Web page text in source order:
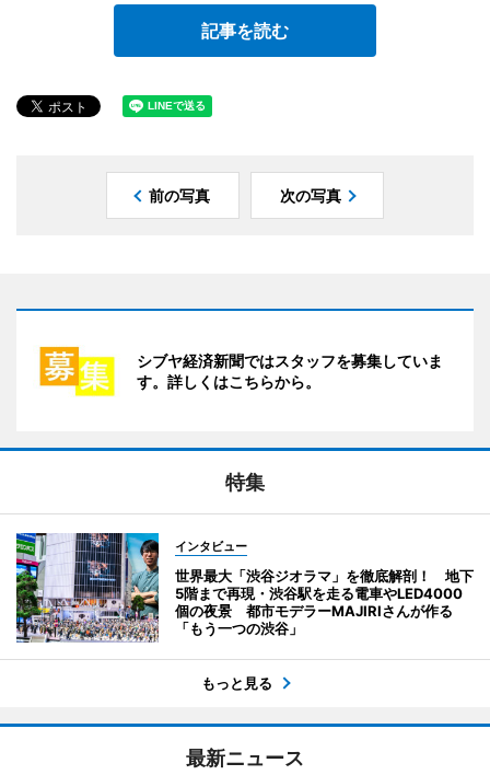
記事を読む
前の写真 次の写真
シブヤ経済新聞ではスタッフを募集していま
す。詳しくはこちらから。
特集
インタビュー
世界最大「渋谷ジオラマ」を徹底解剖！ 地下
5階まで再現・渋谷駅を走る電車やLED4000
個の夜景 都市モデラーMAJIRIさんが作る
「もう一つの渋谷」
もっと見る
最新ニュース